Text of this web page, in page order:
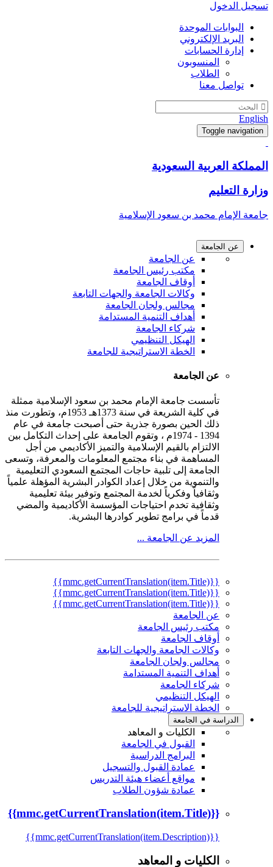
تسجيل الدخول
البوابات الموحدة
البريد الإلكتروني
إدارة الحسابات
المنسوبون
الطلاب
تواصل معنا
English
Toggle navigation
المملكة العربية السعودية
وزارة التعليم
جامعة الإمام محمد بن سعود الإسلامية
عن الجامعة
عن الجامعة
مكتب رئيس الجامعة
أوقاف الجامعة
وكالات الجامعة والجهات التابعة
مجالس ولجان الجامعة
أهداف التنمية المستدامة
شركاء الجامعة
الهيكل التنظيمي
الخطة الاستراتيجية للجامعة
عن الجامعة
تأسست جامعة الإمام محمد بن سعود الإسلامية ممثلة
في كلية الشريعة في سنة 1373هـ 1953م، وتطورت منذ
ذلك الحين بصورة جذرية حتى أصبحت جامعة في عام
1394 - 1974م ، وتقوم الجامعة على إحداث التكامل بين
الالتزام بالقيم الإسلامية والتميز الأكاديمي من أجل
المساهمة في بناء مجتمع المعلومات والمعرفة، وتسعى
الجامعة إلى تلبية حاجات المجتمع السعودي التعليمية
والتنموية من خلال إعداد الكوادر البشرية المؤهلة علمياً
وثقافياً وفكرياً لخدمة المجتمع وتوفير بيئة تعليمية
وثقافية تخدم احتياجات المؤسسة الأكاديمية والمضي
قدماً في برامج تطوير كوادرها البشرية.
المزيد عن الجامعة ...
{{mmc.getCurrentTranslation(item.Title)}}
{{mmc.getCurrentTranslation(item.Title)}}
{{mmc.getCurrentTranslation(item.Title)}}
عن الجامعة
مكتب رئيس الجامعة
أوقاف الجامعة
وكالات الجامعة والجهات التابعة
مجالس ولجان الجامعة
أهداف التنمية المستدامة
شركاء الجامعة
الهيكل التنظيمي
الخطة الاستراتيجية للجامعة
الدراسة في الجامعة
الكليات و المعاهد
القبول في الجامعة
البرامج الدراسية
عمادة القبول والتسجيل
مواقع أعضاء هيئة التدريس
عمادة شؤون الطلاب
{{mmc.getCurrentTranslation(item.Title)}}
{{mmc.getCurrentTranslation(item.Description)}}
الكليات و المعاهد